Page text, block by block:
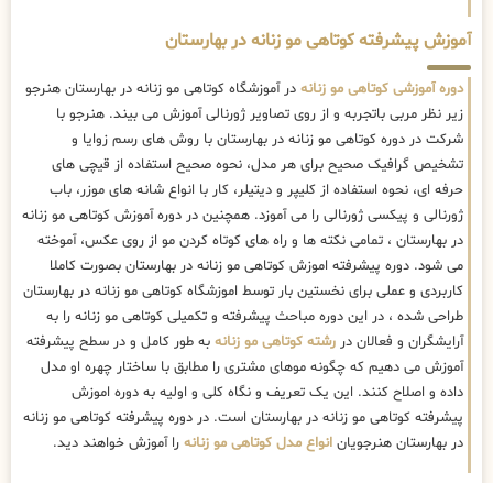
آموزش پیشرفته کوتاهی مو زنانه در بهارستان
دوره آموزشی کوتاهی مو زنانه در آموزشگاه کوتاهی مو زنانه در بهارستان هنرجو
زیر نظر مربی باتجربه و از روی تصاویر ژورنالی آموزش می بیند. هنرجو با
شرکت در دوره کوتاهی مو زنانه در بهارستان با روش های رسم زوایا و
تشخیص گرافیک صحیح برای هر مدل، نحوه صحیح استفاده از قیچی های
حرفه ای، نحوه استفاده از کلیپر و دیتیلر، کار با انواع شانه های موزر، باب
ژورنالی و پیکسی ژورنالی را می آموزد. همچنین در دوره آموزش کوتاهی مو زنانه
در بهارستان ، تمامی نکته ها و راه های کوتاه کردن مو از روی عکس، آموخته
می شود. دوره پیشرفته اموزش کوتاهی مو زنانه در بهارستان بصورت کاملا
کاربردی و عملی برای نخستین بار توسط اموزشگاه کوتاهی مو زنانه در بهارستان
طراحی شده ، در این دوره مباحث پیشرفته و تکمیلی کوتاهی مو زنانه را به
آرایشگران و فعالان در رشته کوتاهی مو زنانه به طور کامل و در سطح پیشرفته
آموزش می دهیم که چگونه موهای مشتری را مطابق با ساختار چهره او مدل
داده و اصلاح کنند. این یک تعریف و نگاه کلی و اولیه به دوره اموزش
پیشرفته کوتاهی مو زنانه در بهارستان است. در دوره پیشرفته کوتاهی مو زنانه
در بهارستان هنرجویان انواع مدل کوتاهی مو زنانه را آموزش خواهند دید.